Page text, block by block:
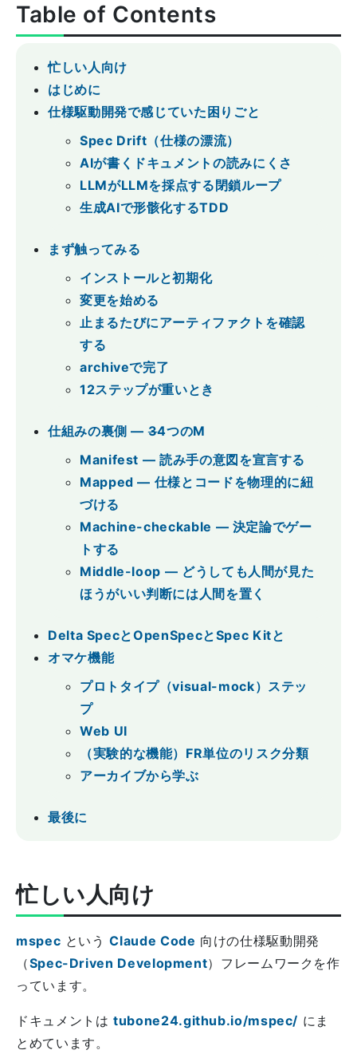
Table of Contents
忙しい人向け
はじめに
仕様駆動開発で感じていた困りごと
Spec Drift（仕様の漂流）
AIが書くドキュメントの読みにくさ
LLMがLLMを採点する閉鎖ループ
生成AIで形骸化するTDD
まず触ってみる
インストールと初期化
変更を始める
止まるたびにアーティファクトを確認
する
archiveで完了
12ステップが重いとき
仕組みの裏側 ―34つのM
Manifest ― 読み手の意図を宣言する
Mapped ― 仕様とコードを物理的に紐
づける
Machine-checkable ― 決定論でゲー
トする
Middle-loop ― どうしても人間が見た
ほうがいい判断には人間を置く
Delta SpecとOpenSpecとSpec Kitと
オマケ機能
プロトタイプ（visual-mock）ステッ
プ
Web UI
（実験的な機能）FR単位のリスク分類
アーカイブから学ぶ
最後に
忙しい人向け
mspec というClaude Code 向けの仕様駆動開発
（Spec-Driven Development）フレームワークを作
っています。
ドキュメントはtubone24.github.io/mspec/ にま
とめています。